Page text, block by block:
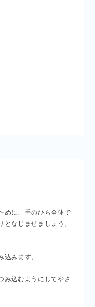
めに、手のひら全体で
なじませましょう。
みます。
み込むようにしてやさ